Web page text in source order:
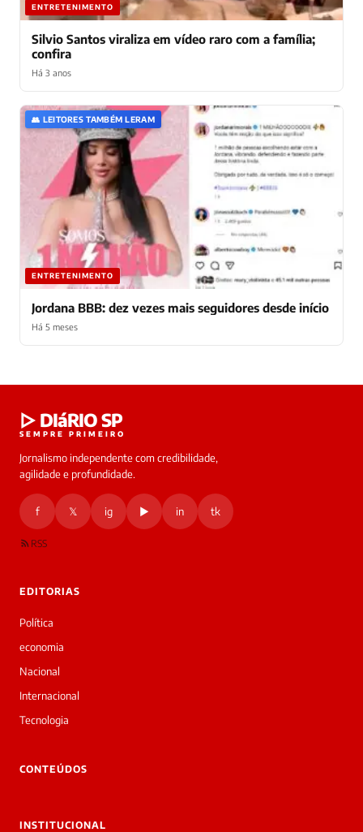
ENTRETENIMENTO
Silvio Santos viraliza em vídeo raro com a família;
confira
Há 3 anos
👥 LEITORES TAMBÉM LERAM
ENTRETENIMENTO
Jordana BBB: dez vezes mais seguidores desde início
Há 5 meses
online
Oi!
Bom
dia!
a
Laura,
▷
▷ DIáRIO SP
SEMPRE PRIMEIRO
Jornalismo independente com credibilidade,
agilidade e profundidade.
f 𝕏 ig ▶ in tk
RSS
EDITORIAS
Política
economia
Nacional
Internacional
Tecnologia
CONTEÚDOS
INSTITUCIONAL